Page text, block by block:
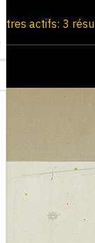
Filtres actifs: 3